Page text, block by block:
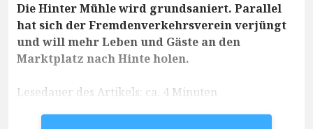
Die Hinter Mühle wird grundsaniert. Parallel
hat sich der Fremdenverkehrsverein verjüngt
und will mehr Leben und Gäste an den
Marktplatz nach Hinte holen.
Lesedauer des Artikels: ca. 4 Minuten